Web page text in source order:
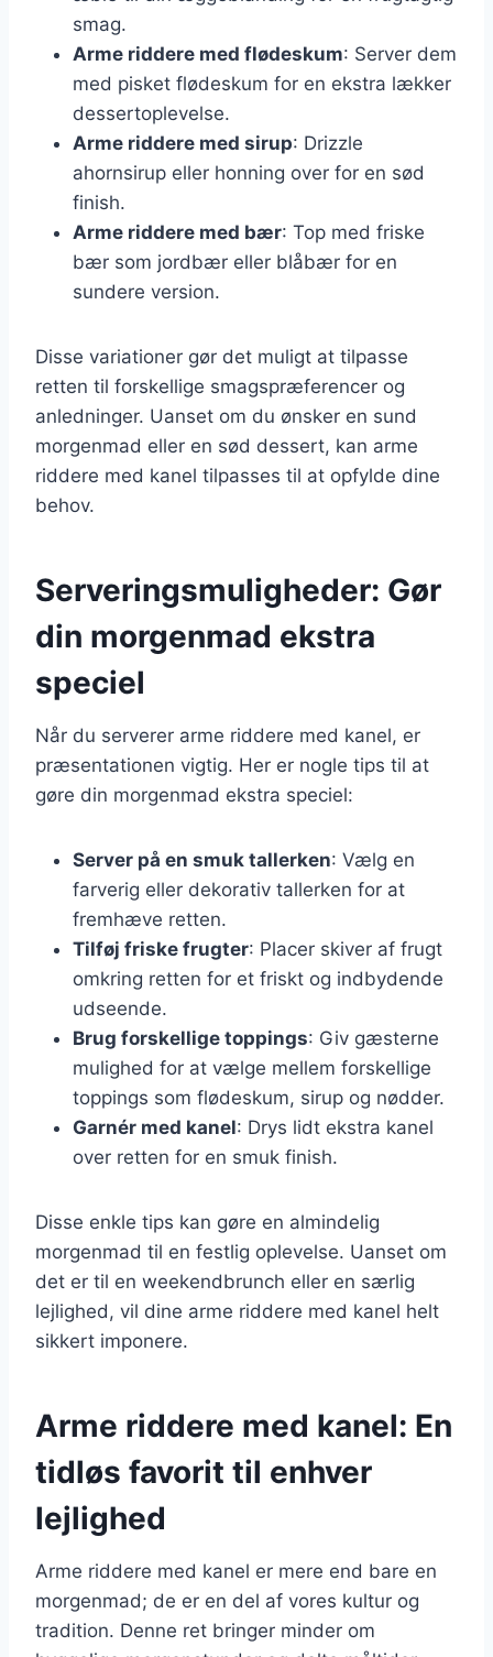
smag.
Arme riddere med flødeskum: Server dem
med pisket flødeskum for en ekstra lækker
dessertoplevelse.
Arme riddere med sirup: Drizzle
ahornsirup eller honning over for en sød
finish.
Arme riddere med bær: Top med friske
bær som jordbær eller blåbær for en
sundere version.
Disse variationer gør det muligt at tilpasse
retten til forskellige smagspræferencer og
anledninger. Uanset om du ønsker en sund
morgenmad eller en sød dessert, kan arme
riddere med kanel tilpasses til at opfylde dine
behov.
Serveringsmuligheder: Gør
din morgenmad ekstra
speciel
Når du serverer arme riddere med kanel, er
præsentationen vigtig. Her er nogle tips til at
gøre din morgenmad ekstra speciel:
Server på en smuk tallerken: Vælg en
farverig eller dekorativ tallerken for at
fremhæve retten.
Tilføj friske frugter: Placer skiver af frugt
omkring retten for et friskt og indbydende
udseende.
Brug forskellige toppings: Giv gæsterne
mulighed for at vælge mellem forskellige
toppings som flødeskum, sirup og nødder.
Garnér med kanel: Drys lidt ekstra kanel
over retten for en smuk finish.
Disse enkle tips kan gøre en almindelig
morgenmad til en festlig oplevelse. Uanset om
det er til en weekendbrunch eller en særlig
lejlighed, vil dine arme riddere med kanel helt
sikkert imponere.
Arme riddere med kanel: En
tidløs favorit til enhver
lejlighed
Arme riddere med kanel er mere end bare en
morgenmad; de er en del af vores kultur og
tradition. Denne ret bringer minder om